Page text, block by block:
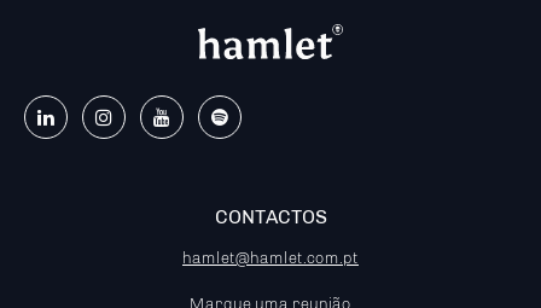
CONTACTOS
hamlet@hamlet.com.pt
Marque uma reunião